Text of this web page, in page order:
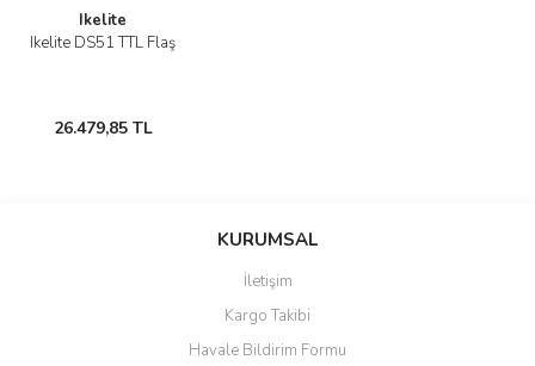
Ikelite
Ikelite DS51 TTL Flaş
26.479,85 TL
KURUMSAL
İletişim
Kargo Takibi
Havale Bildirim Formu